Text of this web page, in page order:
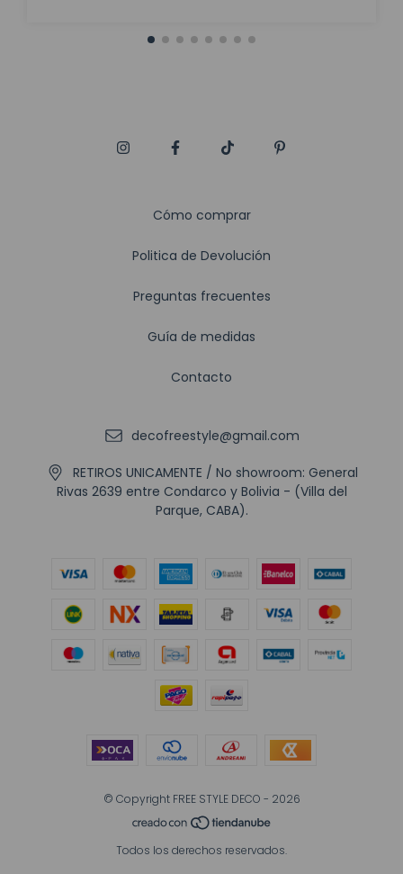
Cómo comprar
Politica de Devolución
Preguntas frecuentes
Guía de medidas
Contacto
decofreestyle@gmail.com
RETIROS UNICAMENTE / No showroom: General
Rivas 2639 entre Condarco y Bolivia - (Villa del
Parque, CABA).
© Copyright FREE STYLE DECO - 2026
Todos los derechos reservados.